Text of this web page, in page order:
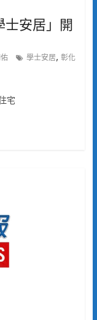
士安居」開
學士安居, 彰化
宅